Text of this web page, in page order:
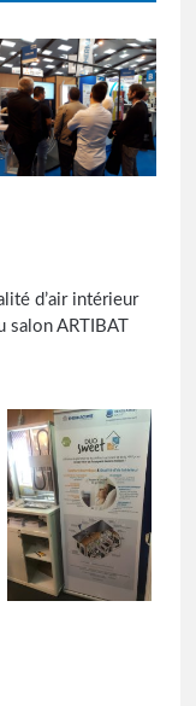
d’air intérieur
ARTIBAT